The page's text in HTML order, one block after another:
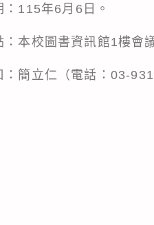
115年6月6日。
本校圖書資訊館1樓會
：簡立仁（電話：03-